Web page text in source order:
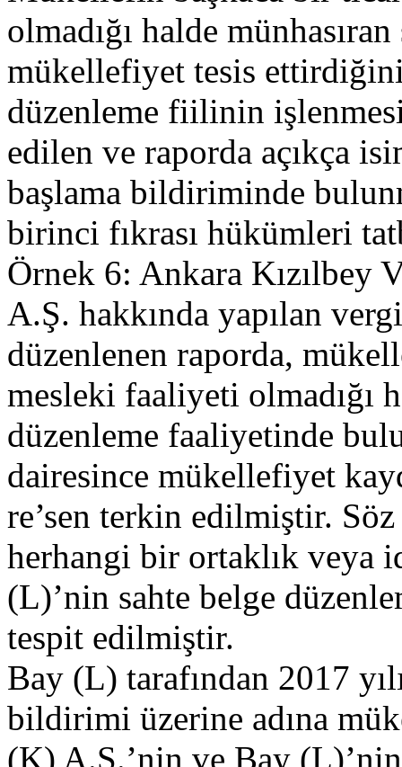
olmadığı halde
mükellefiyet tesis
düzenleme fiilinin
edilen ve raporda açıkça
başlama bildiriminde
birinci fıkrası hükümleri
Örnek 6: Ankara Kızılbey
A.Ş. hakkında yapılan
düzenlenen raporda,
mesleki faaliyeti olmadığı
düzenleme faaliyetinde
dairesince mükellefiyet
re’sen terkin edilmiştir.
herhangi bir ortaklık veya
(L)’nin sahte belge
tespit edilmiştir.
Bay (L) tarafından 2017
bildirimi üzerine adına
(K) A.Ş.’nin ve Bay